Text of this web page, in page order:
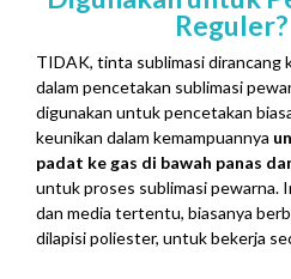
Reguler?
TIDAK, tinta sublimasi dirancang
dalam pencetakan sublimasi
digunakan untuk pencetakan
keunikan dalam kemampuannya
padat ke gas di bawah panas
untuk proses sublimasi pewarna.
dan media tertentu, biasanya
dilapisi poliester, untuk bekerja